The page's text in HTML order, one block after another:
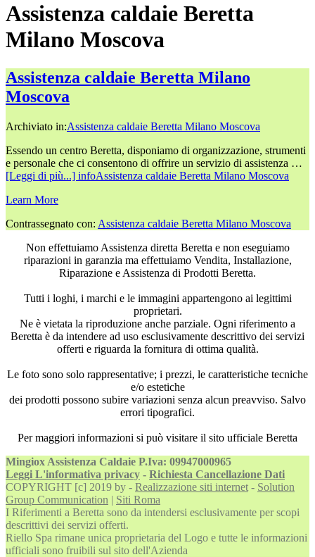
Assistenza caldaie Beretta
Milano Moscova
Assistenza caldaie Beretta Milano
Moscova
Archiviato in:Assistenza caldaie Beretta Milano Moscova
Essendo un centro Beretta, disponiamo di organizzazione, strumenti
e personale che ci consentono di offrire un servizio di assistenza …
[Leggi di più...] infoAssistenza caldaie Beretta Milano Moscova
Learn More
Contrassegnato con: Assistenza caldaie Beretta Milano Moscova
Non effettuiamo Assistenza diretta Beretta e non eseguiamo
riparazioni in garanzia ma effettuiamo Vendita, Installazione,
Riparazione e Assistenza di Prodotti Beretta.
Tutti i loghi, i marchi e le immagini appartengono ai legittimi
proprietari.
Ne è vietata la riproduzione anche parziale. Ogni riferimento a
Beretta è da intendere ad uso esclusivamente descrittivo dei servizi
offerti e riguarda la fornitura di ottima qualità.
Le foto sono solo rappresentative; i prezzi, le caratteristiche tecniche
e/o estetiche
dei prodotti possono subire variazioni senza alcun preavviso. Salvo
errori tipografici.
Per maggiori informazioni si può visitare il sito ufficiale Beretta
Mingiox Assistenza Caldaie P.Iva: 09947000965
Leggi L'informativa privacy - Richiesta Cancellazione Dati
COPYRIGHT [c] 2019 by - Realizzazione siti internet - Solution
Group Communication | Siti Roma
I Riferimenti a Beretta sono da intendersi esclusivamente per scopi
descrittivi dei servizi offerti.
Riello Spa rimane unica proprietaria del Logo e tutte le informazioni
ufficiali sono fruibili sul sito dell'Azienda